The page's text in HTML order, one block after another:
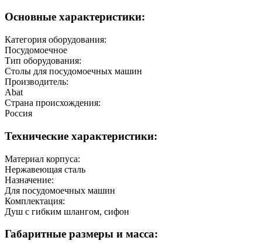
Основные характеристики:
Категория оборудования:
Посудомоечное
Тип оборудования:
Столы для посудомоечных машин
Производитель:
Abat
Страна происхождения:
Россия
Технические характеристики:
Материал корпуса:
Нержавеющая сталь
Назначение:
Для посудомоечных машин
Комплектация:
Душ с гибким шлангом, сифон
Габаритные размеры и масса: